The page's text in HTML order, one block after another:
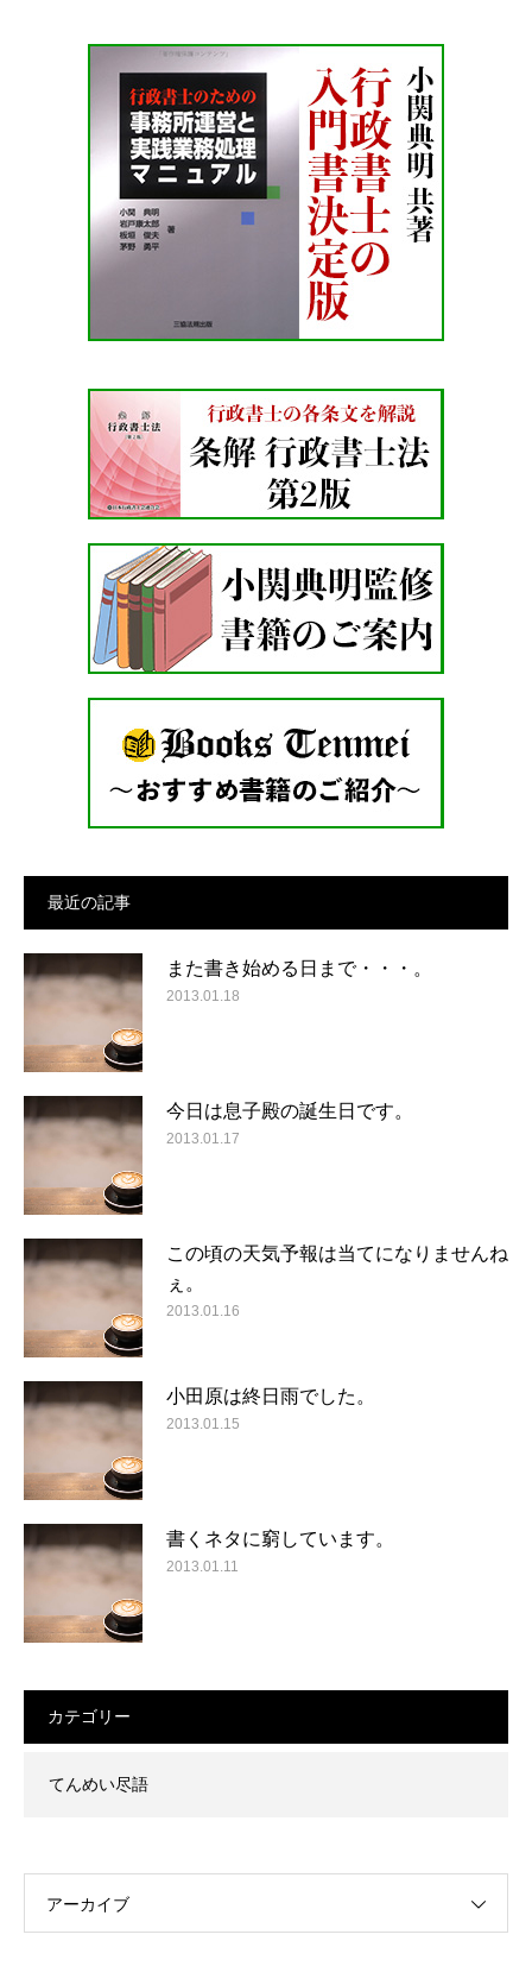
最近の記事
また書き始める日まで・・・。
2013.01.18
今日は息子殿の誕生日です。
2013.01.17
この頃の天気予報は当てになりませんね
ぇ。
2013.01.16
小田原は終日雨でした。
2013.01.15
書くネタに窮しています。
2013.01.11
カテゴリー
てんめい尽語
アーカイブ